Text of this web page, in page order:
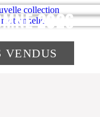
2026
VENDUS